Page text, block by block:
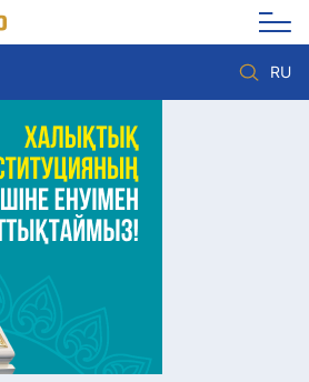
RU
Көзқарас
Видео